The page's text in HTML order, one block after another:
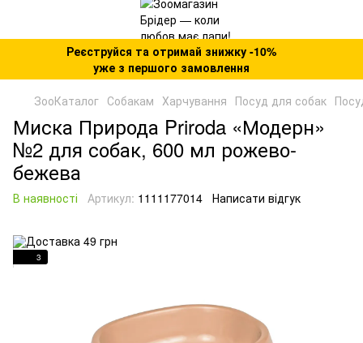
Реєструйся та отримай знижку -10%
уже з першого замовлення
ЗооКаталог Собакам Харчування Посуд для собак
Миска Природа Priroda «Модерн»
№2 для собак, 600 мл рожево-
бежева
В наявності Артикул: 1111177014 Написати відгук
3